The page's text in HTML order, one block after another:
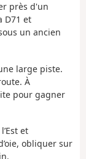
près d'un
D71 et
un ancien
large piste.
À
pour gagner
et
obliquer sur